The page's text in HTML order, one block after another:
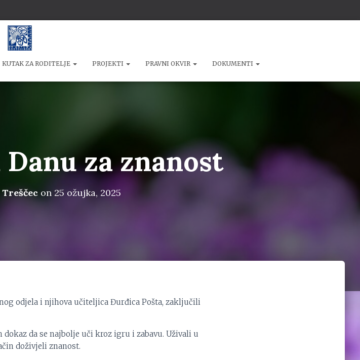
KUTAK ZA RODITELJE PROJEKTI PRAVNI OKVIR DOKUMENTI
za znanost
on 25 ožujka, 2025
odjela i njihova učiteljica Đurđica Pošta, zaključili
dokaz da se najbolje uči kroz igru i zabavu. Uživali u
doživjeli znanost.